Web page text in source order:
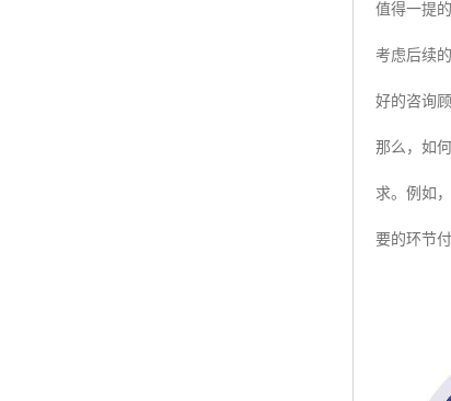
值得一提
考虑后续
好的咨询
那么，如
求。例如
要的环节